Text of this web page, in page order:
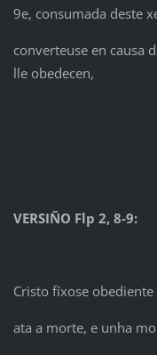
9e, consumada deste
converteuse en causa
lle obedecen,
VERSIÑO Flp 2, 8-9:
Cristo fíxose
ata a morte, e unha